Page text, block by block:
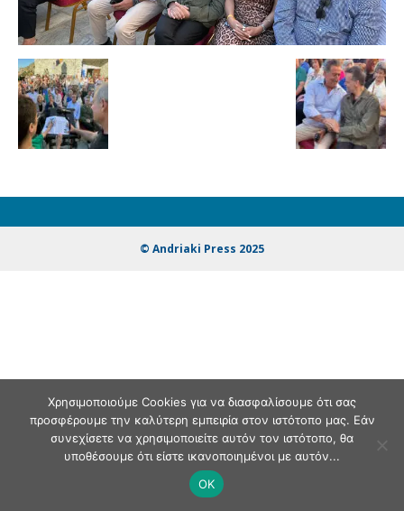
© Andriaki Press 2025
Χρησιμοποιούμε Cookies για να διασφαλίσουμε ότι σας
προσφέρουμε την καλύτερη εμπειρία στον ιστότοπο μας. Εάν
συνεχίσετε να χρησιμοποιείτε αυτόν τον ιστότοπο, θα
υποθέσουμε ότι είστε ικανοποιημένοι με αυτόν...
OK